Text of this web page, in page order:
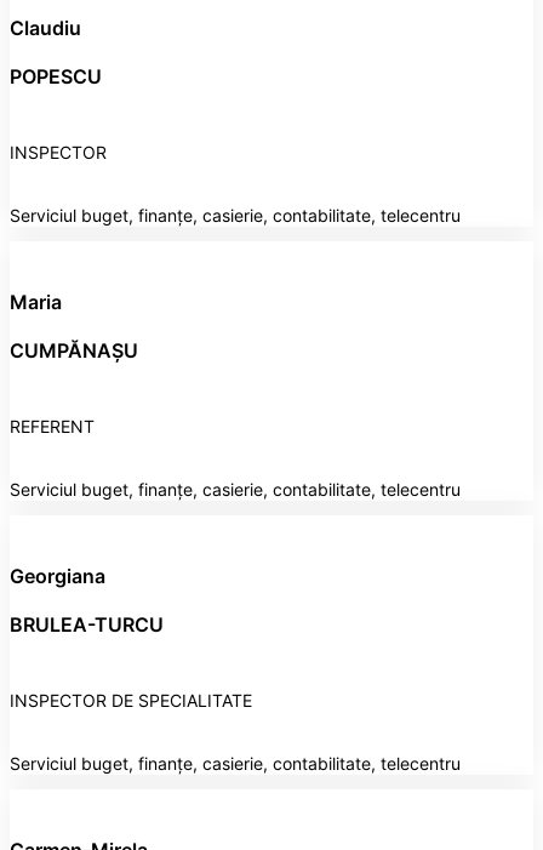
Claudiu
POPESCU
INSPECTOR
Serviciul buget, finanțe, casierie, contabilitate, telecentru
Maria
CUMPĂNAȘU
REFERENT
Serviciul buget, finanțe, casierie, contabilitate, telecentru
Georgiana
BRULEA-TURCU
INSPECTOR DE SPECIALITATE
Serviciul buget, finanțe, casierie, contabilitate, telecentru